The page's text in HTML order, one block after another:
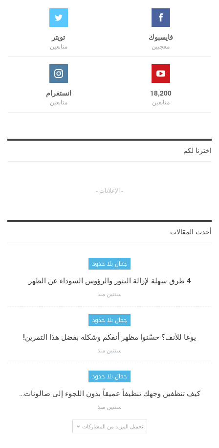
فايسبوك
معجبين
تويتر
متابعين
18,200
متابعين
انستغرام
متابعين
اخترنا لكم
- الإعلانات -
أحدث المقالات
جمال بلا حدود
4 طرق سهلة لإزالة البثور والرؤوس السوداء عن الظهر
سنتين منذ
جمال بلا حدود
يوغا للأنف؟ حسّنوا مظهر أنفكم وشكله بفضل هذا التمرين!
سنتين منذ
جمال بلا حدود
كيف تنظفين وجهك تنظيفاً عميقاً بدون اللجوء إلى صالونات…
سنتين منذ
تحميل المزيد من المشاركات